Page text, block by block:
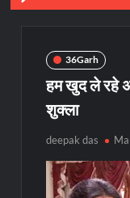
36Garh
हम खुद ले रहे
शुक्ला
deepak das